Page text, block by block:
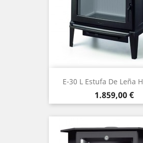
E-30 L Estufa De Leña
Precio
1.859,00 €